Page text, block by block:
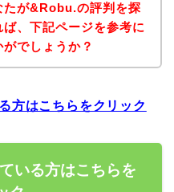
たが&Robu.の評判を探
ば、下記ページを参考に
でしょうか？
方はこちらをクリック
いる方はこちらを